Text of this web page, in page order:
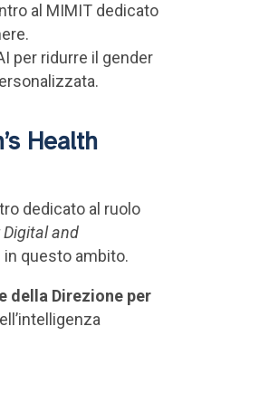
al MIMIT dedicato
per ridurre il gender
Health
dedicato al ruolo
Digital and
questo ambito.
della Direzione per